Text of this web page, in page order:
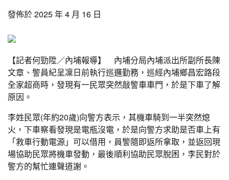
發佈於2025 年 4 月 16 日
【記者何勁陞／內埔報導】 內埔分局內埔派出所副所長陳
文章、警員紀呈凜日前執行巡邏勤務，巡經內埔鄉昌宏路段
全家超商時，發現有一民眾突然敲警車車門，於是下車了解
原因。
李姓民眾(年約20歲)向警方表示，其機車騎到一半突然熄
火，下車察看發現是電瓶沒電，於是向警方求助是否車上有
「救車行動電源」可以借用，員警隨即返所拿取，並返回現
場協助民眾將機車發動，最後順利協助民眾脫困，李民對於
警方的幫忙連聲道謝。